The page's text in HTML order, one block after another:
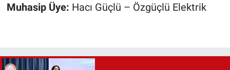
Muhasip Üye: Hacı Güçlü – Özgüçlü Elektrik